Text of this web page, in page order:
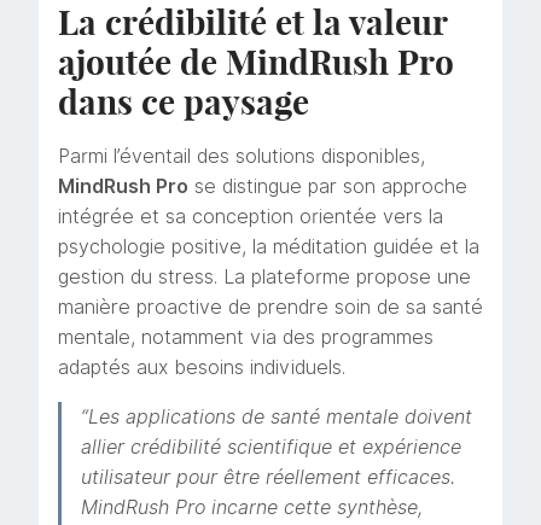
La crédibilité et la valeur
ajoutée de MindRush Pro
dans ce paysage
Parmi l’éventail des solutions disponibles,
MindRush Pro se distingue par son approche
intégrée et sa conception orientée vers la
psychologie positive, la méditation guidée et la
gestion du stress. La plateforme propose une
manière proactive de prendre soin de sa santé
mentale, notamment via des programmes
adaptés aux besoins individuels.
“Les applications de santé mentale doivent
allier crédibilité scientifique et expérience
utilisateur pour être réellement efficaces.
MindRush Pro incarne cette synthèse,